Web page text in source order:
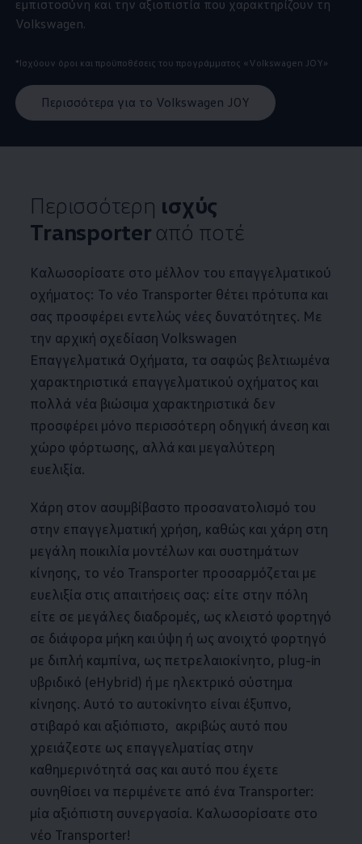
εμπιστοσύνη και την αξιοπιστία που χαρακτηρίζουν τη
Volkswagen.
*Ισχύουν όροι και προϋποθέσεις του προγράμματος «Volkswagen JOY»
Περισσότερα για τo Volkswagen JOY
Περισσότερη ισχύς
Transporter από ποτέ
Καλωσορίσατε στο μέλλον του επαγγελματικού
οχήματος: Το νέο Transporter θέτει πρότυπα και
σας προσφέρει εντελώς νέες δυνατότητες. Με
την αρχική σχεδίαση Volkswagen
Επαγγελματικά Οχήματα, τα σαφώς βελτιωμένα
χαρακτηριστικά επαγγελματικού οχήματος και
πολλά νέα βιώσιμα χαρακτηριστικά δεν
προσφέρει μόνο περισσότερη οδηγική άνεση και
χώρο φόρτωσης, αλλά και μεγαλύτερη
ευελιξία.
Χάρη στον ασυμβίβαστο προσανατολισμό του
στην επαγγελματική χρήση, καθώς και χάρη στη
μεγάλη ποικιλία μοντέλων και συστημάτων
κίνησης, το νέο Transporter προσαρμόζεται με
ευελιξία στις απαιτήσεις σας: είτε στην πόλη
είτε σε μεγάλες διαδρομές, ως κλειστό φορτηγό
σε διάφορα μήκη και ύψη ή ως ανοιχτό φορτηγό
με διπλή καμπίνα, ως πετρελαιοκίνητο, plug-in
υβριδικό (eHybrid) ή με ηλεκτρικό σύστημα
κίνησης. Αυτό το αυτοκίνητο είναι έξυπνο,
στιβαρό και αξιόπιστο, ακριβώς αυτό που
χρειάζεστε ως επαγγελματίας στην
καθημερινότητά σας και αυτό που έχετε
συνηθίσει να περιμένετε από ένα Transporter:
μία αξιόπιστη συνεργασία. Καλωσορίσατε στο
νέο Transporter!